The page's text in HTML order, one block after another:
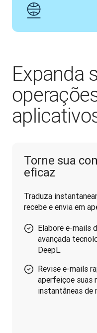
Expanda
Torne sua
eficaz
Traduza
recebe e envia em
Elabore e-mails
avançada
DeepL.
Revise e-mails
aperfeiçoe suas
instantâneas de